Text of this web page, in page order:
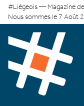
#Liégeois — Magazine
Nous sommes le 7 Août